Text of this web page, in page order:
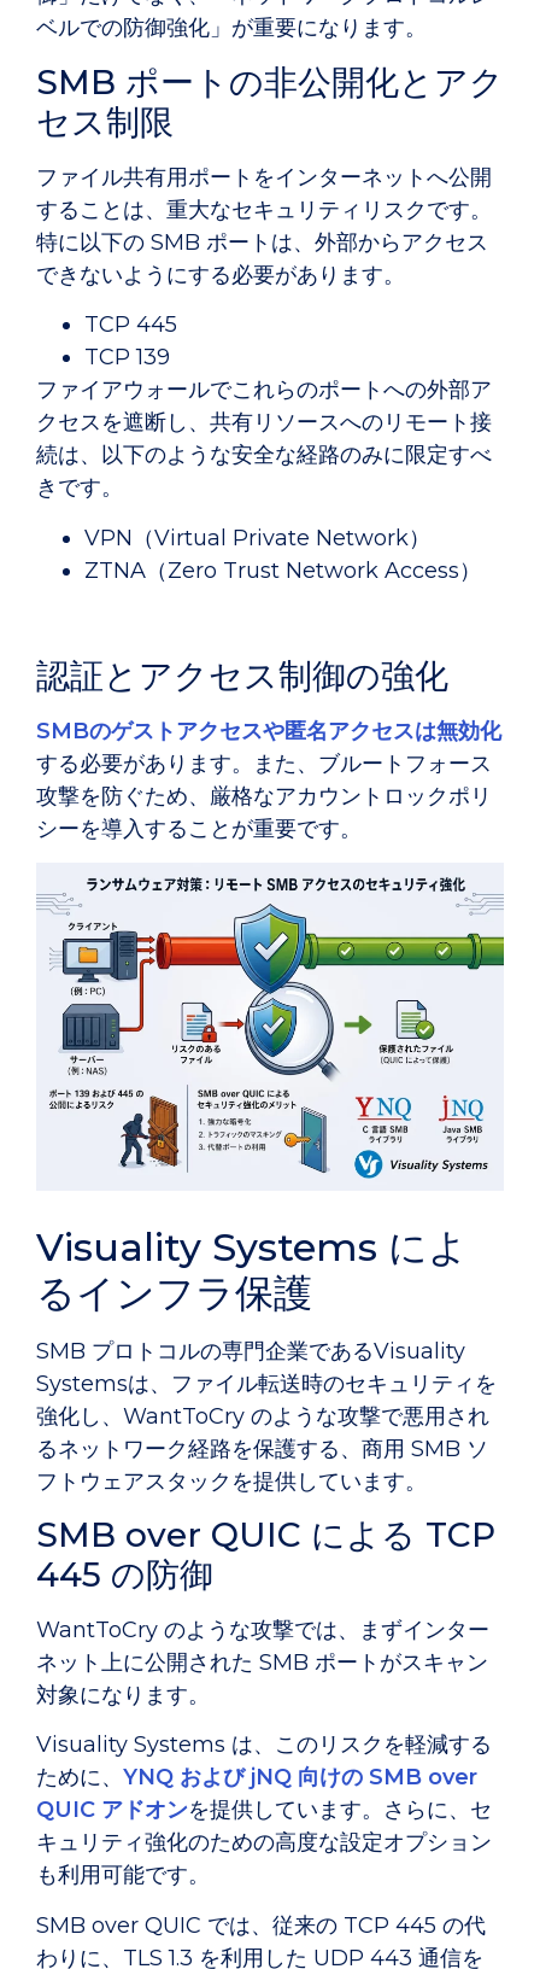
ベルでの防御強化」が重要になります。
SMB ポートの非公開化とアク
セス制限
ファイル共有用ポートをインターネットへ公開
することは、重大なセキュリティリスクです。
特に以下の SMB ポートは、外部からアクセス
できないようにする必要があります。
TCP 445
TCP 139
ファイアウォールでこれらのポートへの外部ア
クセスを遮断し、共有リソースへのリモート接
続は、以下のような安全な経路のみに限定すべ
きです。
VPN（Virtual Private Network）
ZTNA（Zero Trust Network Access）
認証とアクセス制御の強化
SMBのゲストアクセスや匿名アクセスは無効化
する必要があります。また、ブルートフォース
攻撃を防ぐため、厳格なアカウントロックポリ
シーを導入することが重要です。
Visuality Systems によ
るインフラ保護
SMB プロトコルの専門企業であるVisuality
Systemsは、ファイル転送時のセキュリティを
強化し、WantToCry のような攻撃で悪用され
るネットワーク経路を保護する、商用 SMB ソ
フトウェアスタックを提供しています。
SMB over QUIC による TCP
445 の防御
WantToCry のような攻撃では、まずインター
ネット上に公開された SMB ポートがスキャン
対象になります。
Visuality Systems は、このリスクを軽減する
ために、 YNQ および jNQ 向けの SMB over
QUIC アドオンを提供しています。さらに、セ
キュリティ強化のための高度な設定オプション
も利用可能です。
SMB over QUIC では、従来の TCP 445 の代
わりに、TLS 1.3 を利用した UDP 443 通信を